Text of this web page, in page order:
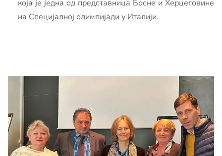
која је једна од представница Босне и Херцеговине
на Специјалној олимпијади у Италији.